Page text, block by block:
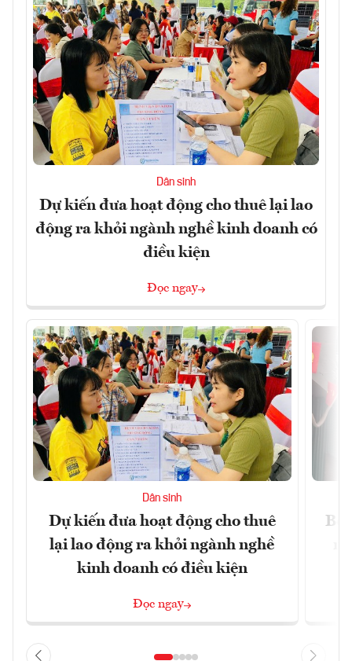
Dân sinh
Dự kiến đưa hoạt động cho thuê lại lao
động ra khỏi ngành nghề kinh doanh có
điều kiện
Đọc ngay
Dân sinh
Dự kiến đưa hoạt động cho thuê
lại lao động ra khỏi ngành nghề
kinh doanh có điều kiện
Đọc ngay
Bộ